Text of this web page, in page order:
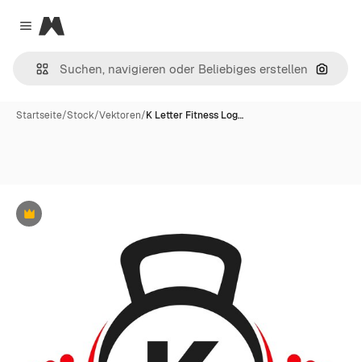
Close menu
Magnific
Nach
Startseite/Stock/Vektoren/K Letter Fitness Log…
Premium